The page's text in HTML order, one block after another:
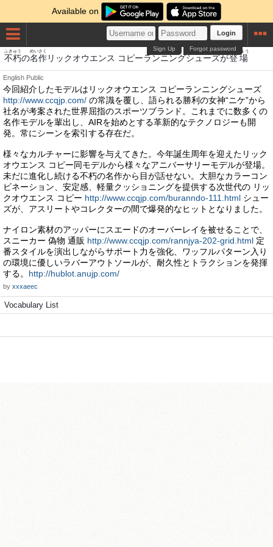
Available on
Login
Forgot password
Sign Up
不朽
ふきゅう
の名作
めいさく
リックオウエンス コピーランニングシューズが登場
とうじょう
English Public
今回紹介したモデルはリックオウエンス コピーランニングシューズ
http://www.ccqjp.com/ の常識を覆し、語られる勝利の女神“ニケ”から
社名が考案された世界屈指のスポーツブランド。これまでに数多くの
名作モデルを輩出し、AIRを始めとする革新的なテクノロジーも開
発。常にシーンを索引する存在だ。
様々なカルチャーに影響を与えてきた。今年誕生周年を迎えたリック
オウエンス コピー同モデルから様々なアニバーサリーモデルが登場。
未だに進化し続ける不朽の名作から目が話せない。大胆なカラーコン
ビネーション、安定感、軽量クッショニングを提供する次世代の リッ
クオウエンス コピー http://www.ccqjp.com/buranndo-111.html シュー
ズが、アスリートやコレクターの間で爆発的なヒットとなりました。
ナイロン素材のアッパーにスエードのオーバーレイを被せることで、
スニーカー 偽物 通販 http://www.ccqjp.com/rannjya-202-grid.html 定
番スタイルを演出しながらサポート力を強化、ワッフルパターン入り
の環境に優しいラバーアウトソールが、耐久性とトラクションを発揮
する。 http://hublot.anujp.com/
by xxxaeec
Vocabulary List